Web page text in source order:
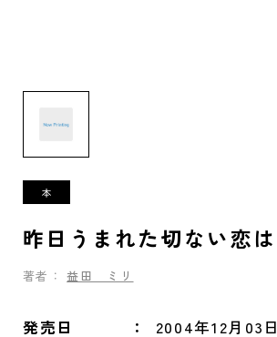
昨日うまれた切ない恋は
著者： 益田 ミリ
発売日 2004年12月03日